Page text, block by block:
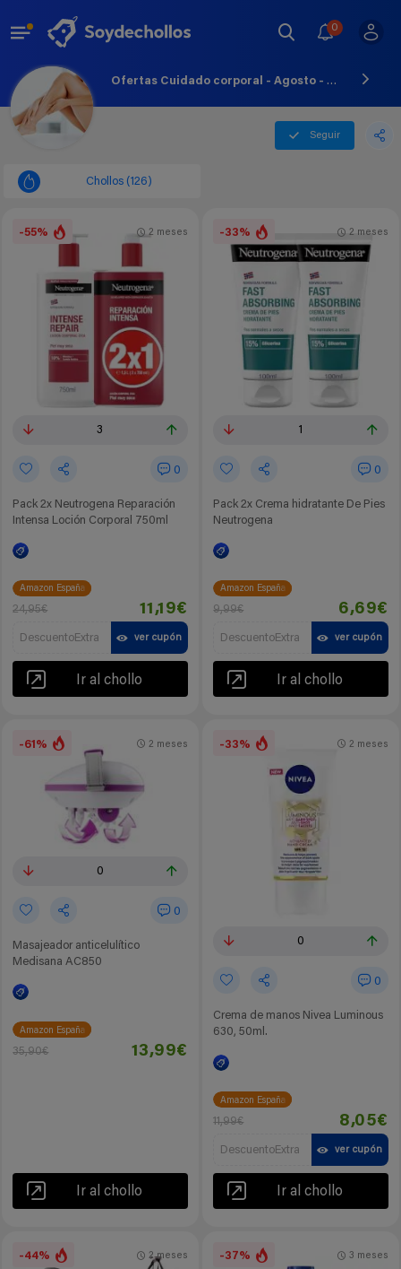
0
Ofertas Cuidado corporal - Agosto - 2026
Seguir
Chollos (126)
-55%
3
0
Pack 2x Neutrogena Reparación
Intensa Loción Corporal 750ml
2 meses
Amazon España
24,95€ 11,19€
DescuentoExtra ver cupón
Ir al chollo
-33%
1
0
Pack 2x Crema hidratante De Pies
Neutrogena
2 meses
Amazon España
9,99€ 6,69€
DescuentoExtra ver cupón
Ir al chollo
-61%
0
0
Masajeador anticelulítico
Medisana AC850
2 meses
Amazon España
35,90€ 13,99€
Ir al chollo
-33%
0
0
Crema de manos Nivea Luminous
630, 50ml.
2 meses
Amazon España
11,99€ 8,05€
DescuentoExtra ver cupón
Ir al chollo
-44% 2 meses -37% 3 meses